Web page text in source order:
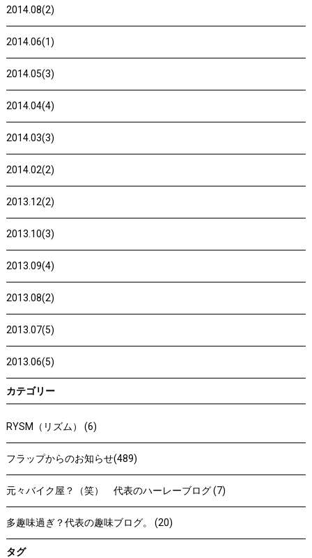
2014.08(2)
2014.06(1)
2014.05(3)
2014.04(4)
2014.03(3)
2014.02(2)
2013.12(2)
2013.10(3)
2013.09(4)
2013.08(2)
2013.07(5)
2013.06(5)
カテゴリー
RYSM（リズム） (6)
フラップからのお知らせ(489)
元々バイク屋？（笑） 代表のハーレーブログ (7)
多趣味過ぎ？代表の趣味ブログ。 (20)
タグ